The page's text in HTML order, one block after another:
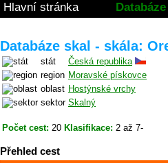
Hlavní stránka
Databáze skal - skála:
stát
Česká republika
region Moravské pískovce
oblast Hostýnské vrchy
sektor Skalný
Počet cest: 20 Klasifikace: 2 až 7-
Přehled cest